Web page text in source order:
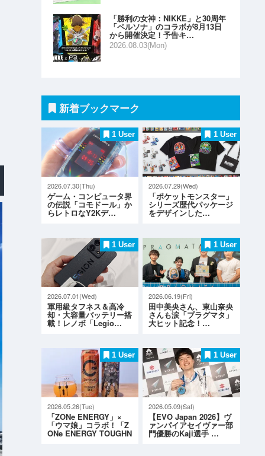
「勝利の女神：NIKKE」と30周年
「ペルソナ」のコラボが8月13日
から開催決定！予告キ…
2026.08.03(Mon)
新着ブックマーク
1 User
2026.07.30(Thu)
ゲーム・コンピュータ界
の伝説「コモドール」か
らレトロなY2Kデ…
1 User
2026.07.29(Wed)
「ポケットモンスター」
シリーズ歴代パッケージ
をデザインした…
1 User
2026.07.01(Wed)
軍用級タフネス＆高冷
却・大容量バッテリー搭
載！レノボ「Legio…
1 User
2026.06.19(Fri)
田中美央さん、東山奈央
さんも涙「プラグマタ」
大ヒット記念！…
1 User
2026.05.26(Tue)
「ZONe ENERGY」×
「ウマ娘」コラボ！「Z
ONe ENERGY TOUGHN
1 User
2026.05.09(Sat)
【EVO Japan 2026】ヴ
ァンパイアセイヴァー部
門優勝のKaji選手 …